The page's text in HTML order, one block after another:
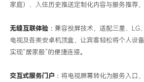
家庭）、入住历史推送定制化内容与服务推荐
无缝互联体验 ：兼容投屏技术，适配三星、 LG
电视及各类安卓机顶盒，让宾客轻松将个人设
实现“居家般”的便捷连接。
交互式服务门户 ：将电视屏幕转化为服务入口